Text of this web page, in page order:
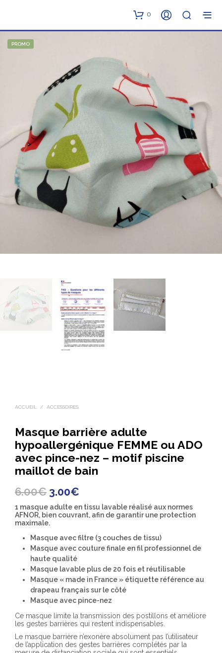
0
PROMO
ACCUEIL / ACCESSOIRES
Masque barrière adulte
hypoallergénique FEMME ou ADO
avec pince-nez – motif piscine
maillot de bain
6.00€ Le
prix
initial
était :
6.00€.
3.00€
actuel
est :
3.00€.
1 masque adulte en tissu lavable réalisé aux normes
AFNOR, bien couvrant, afin de garantir une protection
maximale.
Masque avec filtre (3 couches de tissu)
Masque avec couture finale en fil professionnel de
haute qualité
Masque lavable plus de 20 fois et réutilisable
Masque « made in France » étiquette référence au
drapeau français sur le côté
Masque avec pince-nez
Ce masque limite la transmission des postillons et améliore
les gestes barrières qui restent indispensables.
Le masque barrière n’exonère absolument pas l’utilisateur
de l’application des gestes barrières complétés par la